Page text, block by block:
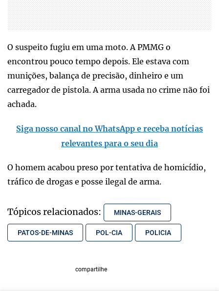
O suspeito fugiu em uma moto. A PMMG o
encontrou pouco tempo depois. Ele estava com
munições, balança de precisão, dinheiro e um
carregador de pistola. A arma usada no crime não foi
achada.
Siga nosso canal no WhatsApp e receba notícias
relevantes para o seu dia
O homem acabou preso por tentativa de homicídio,
tráfico de drogas e posse ilegal de arma.
Tópicos relacionados: MINAS-GERAIS
PATOS-DE-MINAS POL-CIA POLICIA
compartilhe